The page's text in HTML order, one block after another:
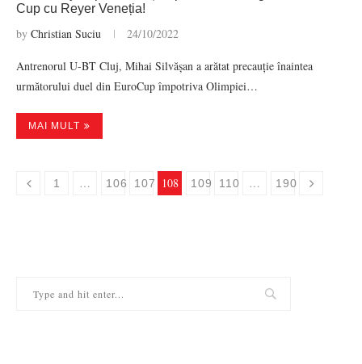
Cup cu Reyer Veneția!
by Christian Suciu 24/10/2022
Antrenorul U-BT Cluj, Mihai Silvășan a arătat precauție înaintea
următorului duel din EuroCup împotriva Olimpiei…
MAI MULT
1 … 106 107 108 109 110 … 190